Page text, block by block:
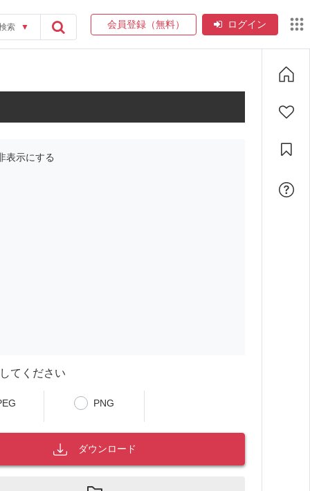
索 ▼ 会員登録（無料） ログイン
表示にする
てください
PNG
ダウンロード